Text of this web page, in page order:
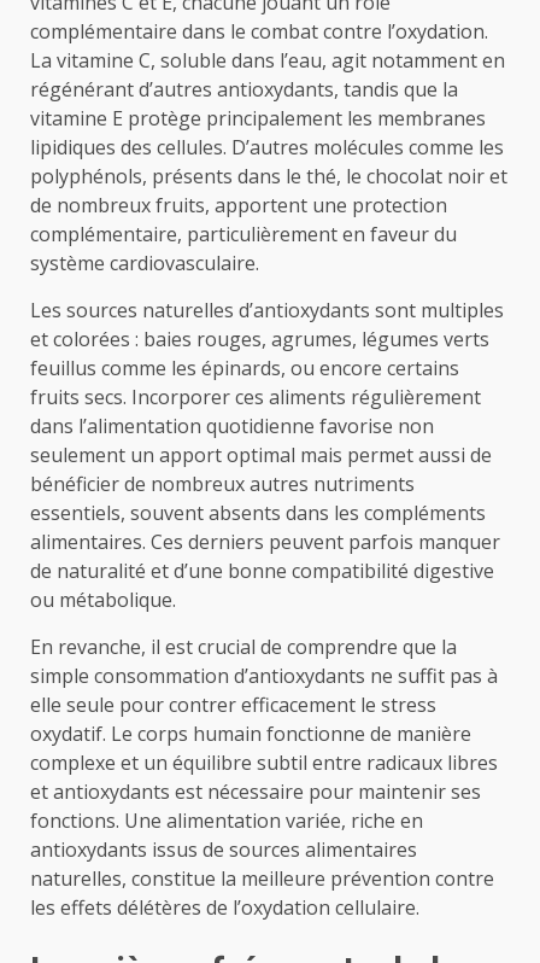
complémentaire dans le combat contre l’oxydation.
La vitamine C, soluble dans l’eau, agit notamment en
régénérant d’autres antioxydants, tandis que la
vitamine E protège principalement les membranes
lipidiques des cellules. D’autres molécules comme les
polyphénols, présents dans le thé, le chocolat noir et
de nombreux fruits, apportent une protection
complémentaire, particulièrement en faveur du
système cardiovasculaire.
Les sources naturelles d’antioxydants sont multiples
et colorées : baies rouges, agrumes, légumes verts
feuillus comme les épinards, ou encore certains
fruits secs. Incorporer ces aliments régulièrement
dans l’alimentation quotidienne favorise non
seulement un apport optimal mais permet aussi de
bénéficier de nombreux autres nutriments
essentiels, souvent absents dans les compléments
alimentaires. Ces derniers peuvent parfois manquer
de naturalité et d’une bonne compatibilité digestive
ou métabolique.
En revanche, il est crucial de comprendre que la
simple consommation d’antioxydants ne suffit pas à
elle seule pour contrer efficacement le stress
oxydatif. Le corps humain fonctionne de manière
complexe et un équilibre subtil entre radicaux libres
et antioxydants est nécessaire pour maintenir ses
fonctions. Une alimentation variée, riche en
antioxydants issus de sources alimentaires
naturelles, constitue la meilleure prévention contre
les effets délétères de l’oxydation cellulaire.